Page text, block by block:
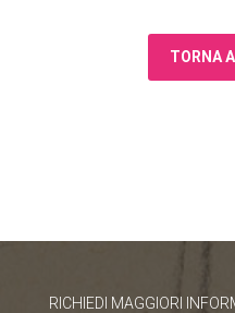
TORNA
RICHIEDI MAGGIORI